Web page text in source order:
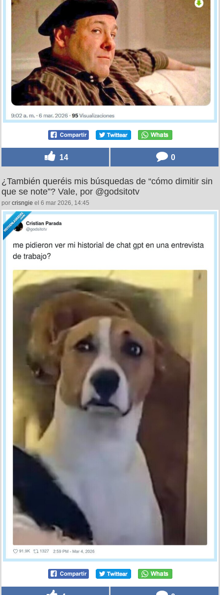
14 0
¿También queréis mis búsquedas de “cómo dimitir sin
que se note”? Vale, por @godsitotv
por crisngie el 6 mar 2026, 14:45